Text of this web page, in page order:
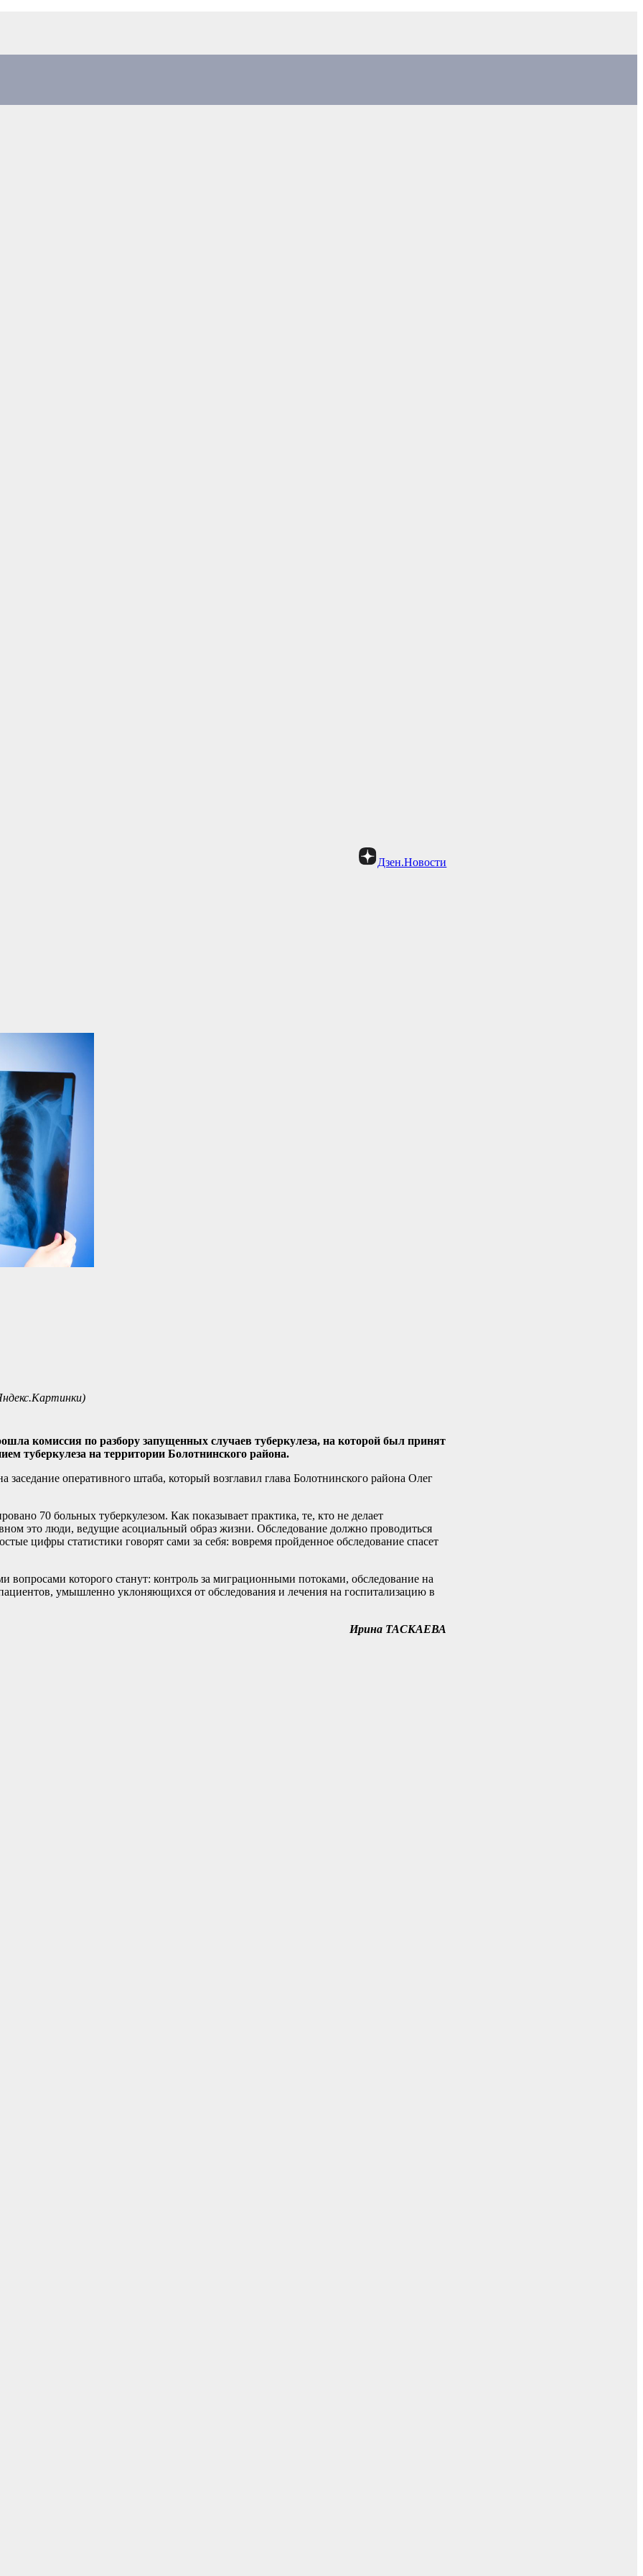
Дзен.Новости
комиссия по разбору запущенных случаев туберкулеза, на которой был принят
туберкулеза на территории Болотнинского района.
оперативного штаба, который возглавил глава Болотнинского района Олег
70 больных туберкулезом. Как показывает практика, те, кто не делает
это люди, ведущие асоциальный образ жизни. Обследование должно проводиться
цифры статистики говорят сами за себя: вовремя пройденное обследование спасет
вопросами которого станут: контроль за миграционными потоками, обследование на
умышленно уклоняющихся от обследования и лечения на госпитализацию в
Ирина ТАСКАЕВА